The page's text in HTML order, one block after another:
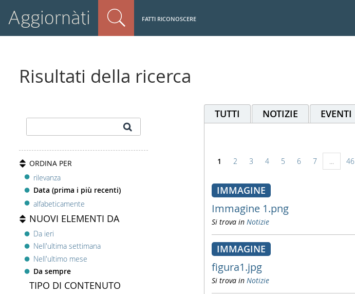
Aggiornàti FATTI RICONOSCERE
Risultati della ricerca
ORDINA PER
rilevanza
Data (prima i più recenti)
alfabeticamente
NUOVI ELEMENTI DA
Da ieri
Nell'ultima settimana
Nell'ultimo mese
Da sempre
TIPO DI CONTENUTO
TUTTI NOTIZIE EVENTI
1 2 3 4 5 6 7 ... 46
IMMAGINE
Immagine 1.png
Si trova in Notizie
IMMAGINE
figura1.jpg
Si trova in Notizie